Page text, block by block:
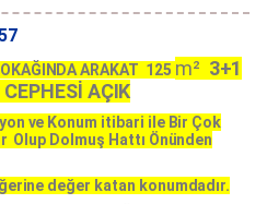
ARAKAT 125 m² 3+1
AÇIK
ve Konum itibari ile Bir Çok
Olup Dolmuş Hattı Önünden
değer katan konumdadır.